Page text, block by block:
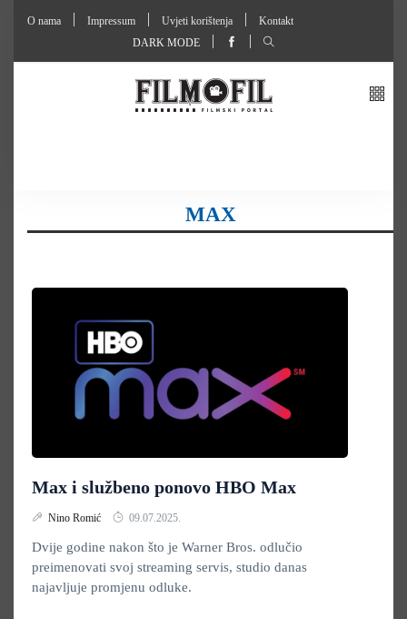
O nama Impressum Uvjeti korištenja
Kontakt
DARK MODE
MAX
Max i službeno ponovo HBO Max
Nino Romić 09.07.2025.
Dvije godine nakon što je Warner Bros. odlučio
preimenovati svoj streaming servis, studio danas
najavljuje promjenu odluke.